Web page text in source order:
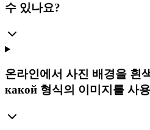
수 있나요?
온라인에서 사진 배경을 흰
какой 형식의 이미지를 사